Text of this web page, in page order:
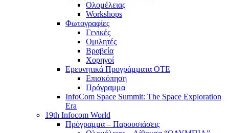
Ολομέλειας
Workshops
Φωτογραφίες
Γενικές
Ομιλητές
Βραβεία
Χορηγοί
Ερευνητικά Προγράμματα ΟΤΕ
Επισκόπηση
Πρόγραμμα
InfoCom Space Summit: The Space Exploration
Era
19th Infocom World
Πρόγραμμα – Παρουσιάσεις